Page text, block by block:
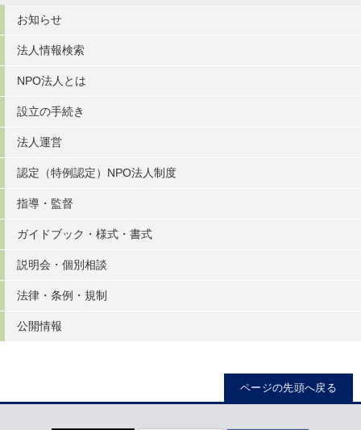
お知らせ
法人情報検索
NPO法人とは
設立の手続き
法人運営
認定（特例認定）NPO法人制度
指導・監督
ガイドブック・様式・書式
説明会・個別相談
法律・条例・規制
公開情報
ページの先頭へ戻る